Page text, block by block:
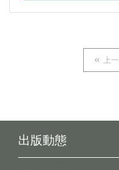
上
出版動態